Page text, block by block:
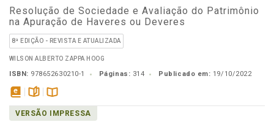
Resolução de Sociedade e Avaliação do Patrimônio
na Apuração de Haveres ou Deveres
8ª EDIÇÃO - REVISTA E ATUALIZADA
WILSON ALBERTO ZAPPA HOOG
ISBN: 978652630210-1 Páginas: 314 Publicado em: 19/10/2022
disponível
em
páginasDisponível
na
VERSÃO IMPRESSA